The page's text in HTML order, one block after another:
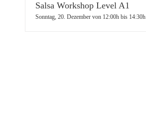
Salsa Workshop Level A1
Sonntag, 20. Dezember von 12:00hbis 14:30h